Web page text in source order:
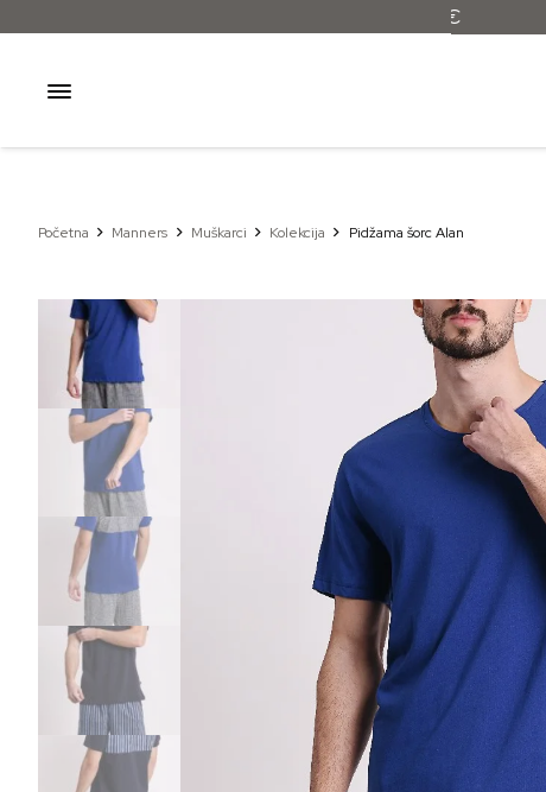
Početna Manners Muškarci Kolekcija Pidžama šorc Alan